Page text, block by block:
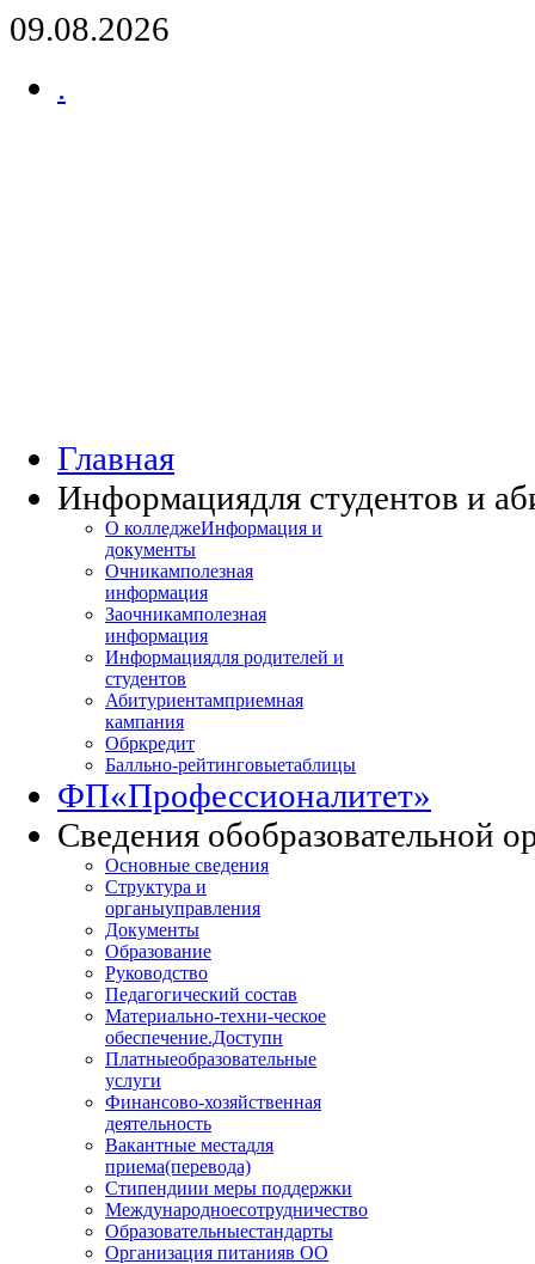
09.08.2026
.
Главная
Информациядля студентов и
О колледжеИнформация и
документы
Очникамполезная
информация
Заочникамполезная
информация
Информациядля родителей и
студентов
Абитуриентамприемная
кампания
Обркредит
Балльно-рейтинговыетаблицы
ФП«Профессионалитет»
Сведения обобразовательной
Основные сведения
Структура и
органыуправления
Документы
Образование
Руководство
Педагогический состав
Материально-техни-ческое
обеспечение.Доступн
Платныеобразовательные
услуги
Финансово-хозяйственная
деятельность
Вакантные местадля
приема(перевода)
Стипендиии меры поддержки
Международноесотрудничество
Образовательныестандарты
Организация питанияв ОО